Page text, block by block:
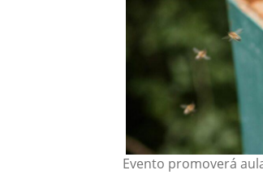
Evento promoverá